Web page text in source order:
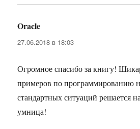
Oracle
27.06.2018 в 18:03
Огромное спасибо за книгу!
примеров по программированию
стандартных ситуаций решается
умница!